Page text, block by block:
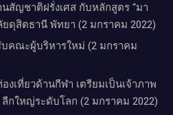
สัญชาติฝรั่งเศส กับหลักสูตร “มา
ยดุสิตธานี พัทยา (2 มกราคม 2022)
บคณะผู้บริหารใหม่ (2 มกราคม
งเที่ยวด้านกีฬา เตรียมเป็นเจ้าภาพ
กใหญ่ระดับโลก (2 มกราคม 2022)